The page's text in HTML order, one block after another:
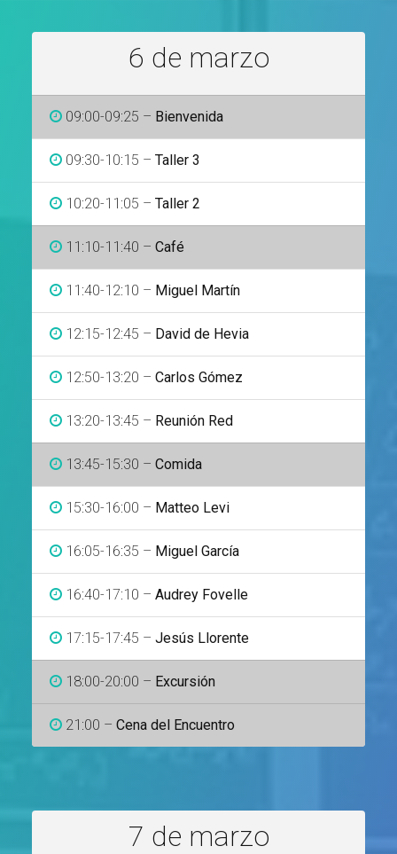
6 de marzo
09:00-09:25 – Bienvenida
09:30-10:15 – Taller 3
10:20-11:05 – Taller 2
11:10-11:40 – Café
11:40-12:10 – Miguel Martín
12:15-12:45 – David de Hevia
12:50-13:20 – Carlos Gómez
13:20-13:45 – Reunión Red
13:45-15:30 – Comida
15:30-16:00 – Matteo Levi
16:05-16:35 – Miguel García
16:40-17:10 – Audrey Fovelle
17:15-17:45 – Jesús Llorente
18:00-20:00 – Excursión
21:00 – Cena del Encuentro
7 de marzo